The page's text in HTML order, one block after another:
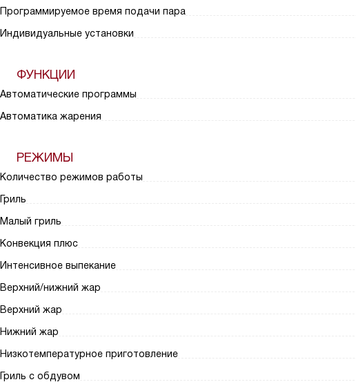
Программируемое время подачи пара
Индивидуальные установки
ФУНКЦИИ
Автоматические программы
Автоматика жарения
РЕЖИМЫ
Количество режимов работы
Гриль
Малый гриль
Конвекция плюс
Интенсивное выпекание
Верхний/нижний жар
Верхний жар
Нижний жар
Низкотемпературное приготовление
Гриль с обдувом